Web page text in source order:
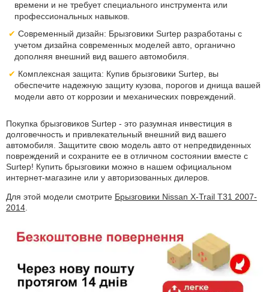
времени и не требует специального инструмента или
профессиональных навыков.
Современный дизайн: Брызговики Surtep разработаны с
учетом дизайна современных моделей авто, органично
дополняя внешний вид вашего автомобиля.
Комплексная защита: Купив брызговики Surtep, вы
обеспечите надежную защиту кузова, порогов и днища вашей
модели авто от коррозии и механических повреждений.
Покупка брызговиков Surtep - это разумная инвестиция в
долговечность и привлекательный внешний вид вашего
автомобиля. Защитите свою модель авто от непредвиденных
повреждений и сохраните ее в отличном состоянии вместе с
Surtep! Купить брызговики можно в нашем официальном
интернет-магазине или у авторизованных дилеров.
Для этой модели смотрите Брызговики Nissan X-Trail T31 2007-
2014